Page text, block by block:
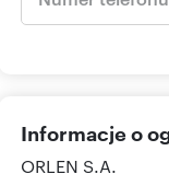
Informacje o
ORLEN S.A.